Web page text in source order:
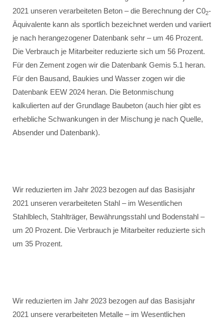
2021 unseren verarbeiteten Beton – die Berechnung der C02-
Äquivalente kann als sportlich bezeichnet werden und variiert
je nach herangezogener Datenbank sehr – um 46 Prozent.
Die Verbrauch je Mitarbeiter reduzierte sich um 56 Prozent.
Für den Zement zogen wir die Datenbank Gemis 5.1 heran.
Für den Bausand, Baukies und Wasser zogen wir die
Datenbank EEW 2024 heran. Die Betonmischung
kalkulierten auf der Grundlage Baubeton (auch hier gibt es
erhebliche Schwankungen in der Mischung je nach Quelle,
Absender und Datenbank).
Wir reduzierten im Jahr 2023 bezogen auf das Basisjahr
2021 unseren verarbeiteten Stahl – im Wesentlichen
Stahlblech, Stahlträger, Bewährungsstahl und Bodenstahl –
um 20 Prozent. Die Verbrauch je Mitarbeiter reduzierte sich
um 35 Prozent.
Wir reduzierten im Jahr 2023 bezogen auf das Basisjahr
2021 unsere verarbeiteten Metalle – im Wesentlichen